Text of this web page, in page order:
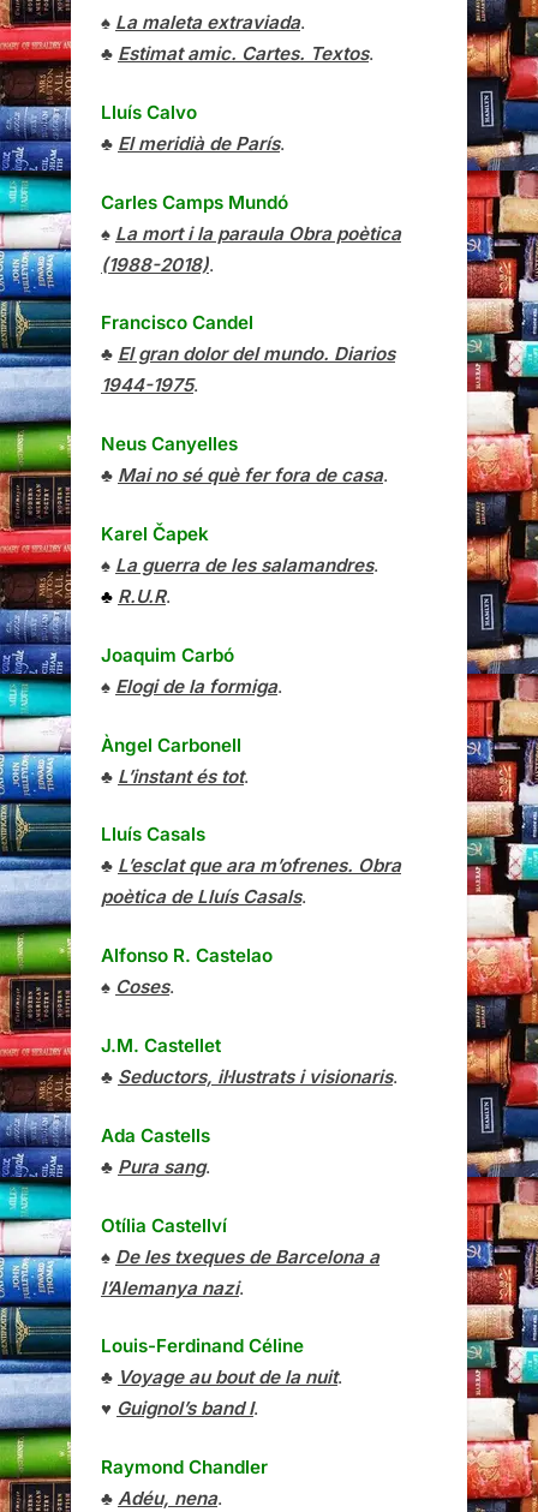
♠ La maleta extraviada.
♣ Estimat amic. Cartes. Textos.
Lluís Calvo
♣ El meridià de París.
Carles Camps Mundó
♠ La mort i la paraula Obra poètica
(1988-2018).
Francisco Candel
♣ El gran dolor del mundo. Diarios
1944-1975.
Neus Canyelles
♣ Mai no sé què fer fora de casa.
Karel Čapek
♠ La guerra de les salamandres.
♣ R.U.R.
Joaquim Carbó
♠ Elogi de la formiga.
Àngel Carbonell
♣ L’instant és tot.
Lluís Casals
♣ L’esclat que ara m’ofrenes. Obra
poètica de Lluís Casals.
Alfonso R. Castelao
♠ Coses.
J.M. Castellet
♣ Seductors, il·lustrats i visionaris.
Ada Castells
♣ Pura sang.
Otília Castellví
♠ De les txeques de Barcelona a
l’Alemanya nazi.
Louis-Ferdinand Céline
♣ Voyage au bout de la nuit.
♥ Guignol’s band I.
Raymond Chandler
♣ Adéu, nena.